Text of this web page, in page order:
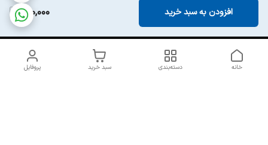
200,000 افزودن به سبد خرید
پروفایل سبد خرید دسته‌بندی خانه